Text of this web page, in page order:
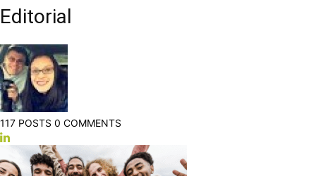
Editorial
117 POSTS 0 COMMENTS